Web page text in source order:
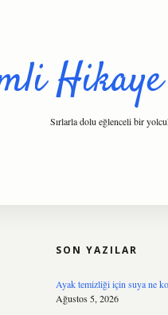
Sırlarla dolu eğlenceli bir
SON YAZILAR
Ayak temizliği için suya ne
Ağustos 5, 2026